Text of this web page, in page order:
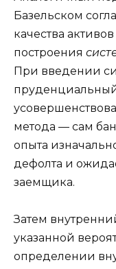
Базельском
качества
построения
При введении
метода — сам
опыта
дефолта и
заемщика.
Затем
указанной
определении